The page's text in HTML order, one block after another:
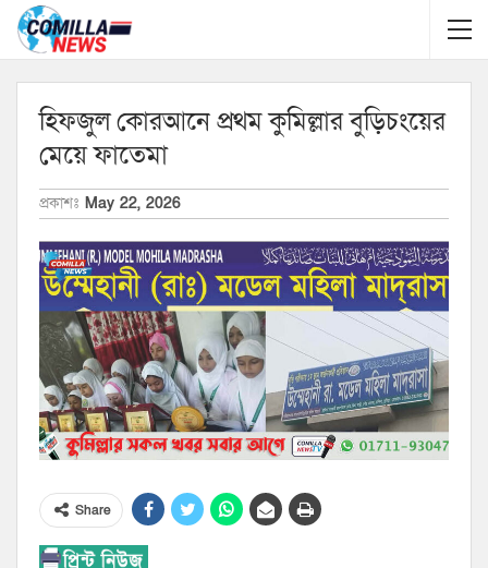
হিফজুল কোরআনে প্রথম কুমিল্লার বুড়িচংয়ের
মেয়ে ফাতেমা
প্রকাশঃ May 22, 2026
Share